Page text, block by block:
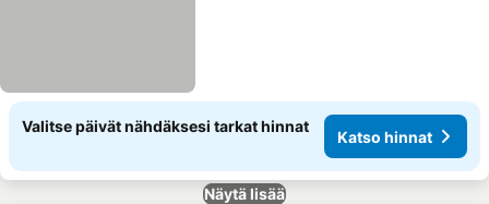
Valitse päivät nähdäksesi tarkat hinnat
Katso hinnat
Näytä lisää